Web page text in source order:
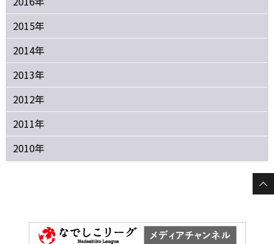
2015年
2014年
2013年
2012年
2011年
2010年